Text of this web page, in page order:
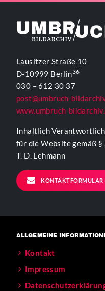
Lausitzer Straße 10
D-10999 Berlin36
030 – 612 30 37
post@umbruch-
www.umbruch-
Inhaltlich
für die Website gemäß §
T. D. Lehmann
KONTAKTFORMULAR
ALLGEMEINE
Kontakt
Impressum